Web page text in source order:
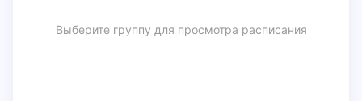
Выберите группу для просмотра расписания